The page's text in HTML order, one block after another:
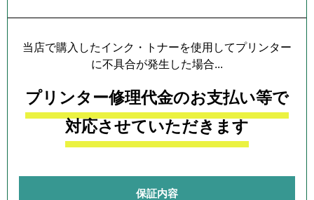
当店で購入したインク・トナーを使用してプリンター
に不具合が発生した場合...
プリンター修理代金のお支払い等で
対応させていただきます
保証内容